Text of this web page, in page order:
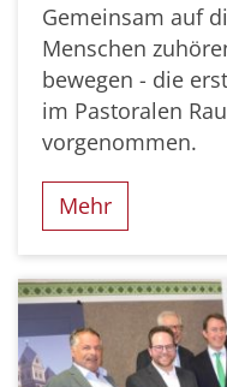
Gemeinsam auf
Menschen
bewegen - die
im Pastoralen
vorgenommen.
Mehr